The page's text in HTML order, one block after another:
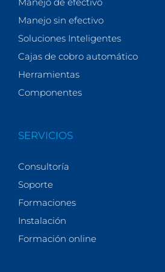
Manejo sin efectivo
Soluciones Inteligentes
Cajas de cobro automático
Herramientas
Componentes
SERVICIOS
Consultoría
Soporte
Formaciones
Instalación
Formación online